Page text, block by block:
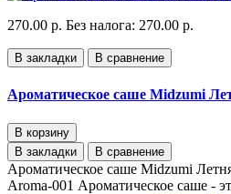
270.00 р. Без налога: 270.00 р.
В закладки В сравнение
Ароматическое саше Midzumi
В корзину
В закладки
В сравнение
Ароматическое саше Midzumi
Aroma-001 Ароматическое саше -